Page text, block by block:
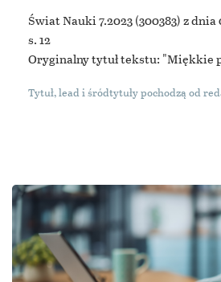
Świat Nauki 7.2023(300383) z
s. 12
Oryginalny tytuł tekstu: "Miękkie